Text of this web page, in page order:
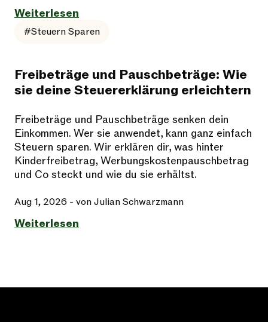
Weiterlesen
#Steuern Sparen
Freibeträge und Pauschbeträge: Wie
sie deine Steuererklärung erleichtern
Freibeträge und Pauschbeträge senken dein
Einkommen. Wer sie anwendet, kann ganz einfach
Steuern sparen. Wir erklären dir, was hinter
Kinderfreibetrag, Werbungskostenpauschbetrag
und Co steckt und wie du sie erhältst.
Aug 1, 2026 - von Julian Schwarzmann
Weiterlesen